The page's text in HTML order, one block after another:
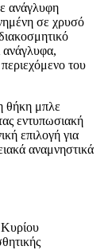
ανάγλυφη
σε χρυσό
ανάγλυφα,
του
θήκη μπλε
εντυπωσιακή
επιλογή για
αναμνηστικά